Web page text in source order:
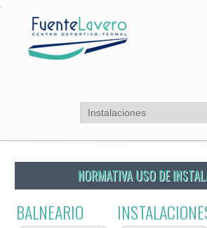
NORMATIVA USO DE
BALNEARIO